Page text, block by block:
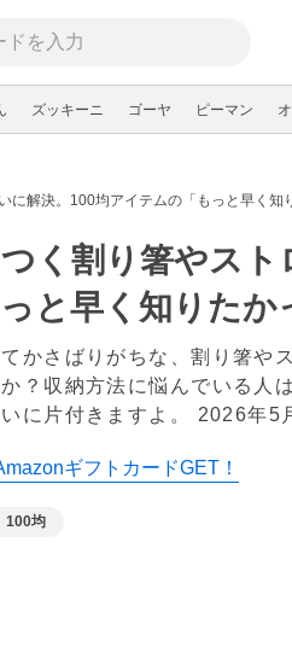
ズッキーニ ゴーヤ ピーマン
に解決。100均アイテムの「もっと早く知
く割り箸やス
と早く知りたか
かさばりがちな、割り箸や
？収納方法に悩んでいる人
に片付きますよ。 2026年5
ギフトカードGET！
100均